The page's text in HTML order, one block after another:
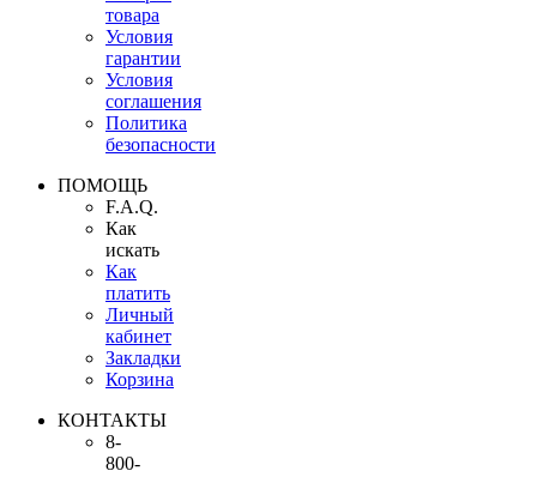
товара
Условия
гарантии
Условия
соглашения
Политика
безопасности
ПОМОЩЬ
F.A.Q.
Как
искать
Как
платить
Личный
кабинет
Закладки
Корзина
КОНТАКТЫ
8-
800-